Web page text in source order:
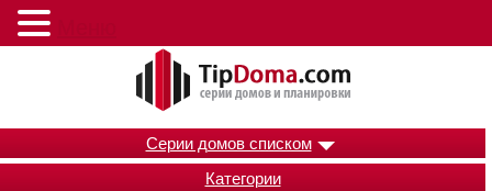
Серии домов списком
Категории